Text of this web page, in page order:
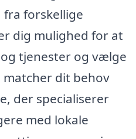
forskellige
dig mulighed for at
tjenester og vælge
dit behov
der specialiserer
med lokale